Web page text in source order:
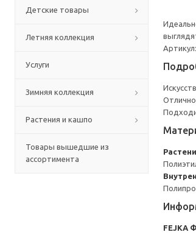
Детские товары
Летняя коллекция
Услуги
Зимняя коллекция
Растения и кашпо
Товары вышедшие из
ассортимента
FEJKA